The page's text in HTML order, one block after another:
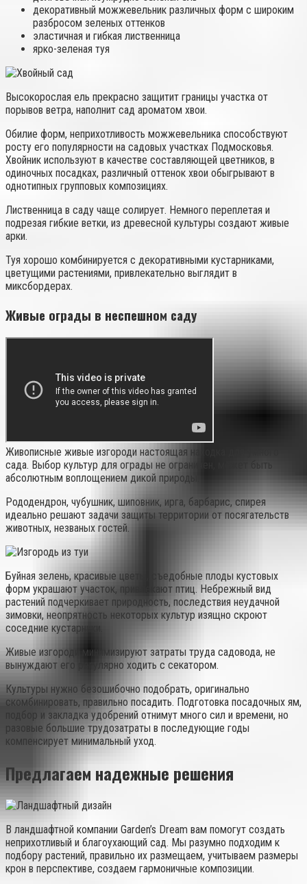
декоративный можжевельник различных форм с широким
разбросом зеленых оттенков
эластичная и гибкая лиственница
ярко-зеленая туя
Высокорослая ель прекрасно защитит границы участка от
порывов ветра, наполнит сад ароматом хвои.
Обилие форм, неприхотливость можжевельника способствуют
росту его популярности на садовых участках Подмосковья.
Хвойник используют в качестве составляющей цветников, в
одиночных посадках, различный оттенок хвои обыгрывают в
однотипных групповых композициях.
Лиственница в саду чаще солирует. Немного переплетая и
подрезая гибкие ветки, из древесной культуры создают живые
арки.
Туя хорошо комбинируется с декоративными кустарниками,
цветущими растениями, привлекательно выглядит в
миксбордерах.
Живые ограды в неспешном саду
Живописные живые изгороди настоящая находка для умного
сада. Выбор культур для ограды не ограничен, может быть
абсолютным воплощением дикой природы.
Рододендрон, чубушник, шиповник, ирга, барбарис, спирея
идеально решают задачи защиты территории от посягательств
животных, незваных гостей.
Буйная зелень, красивые цветы, съедобные плоды кустовых
форм украшают участок, привлекают птиц. Небрежный вид
растений подчеркивает природность, последствия неудачной
зимовки, неопрятность некоторых культур изящно скроют
соседние кустарники.
Живые изгороди минимизируют затраты труда садовода, не
вынуждают его регулярно ходить с секатором.
Культуры нужно безошибочно подобрать, оригинально
скомбинировать, правильно посадить. Подготовка посадочных ям,
подбор и закладка удобрений отнимут много сил и времени, но
разовые большие трудозатраты в последующие годы
компенсирует минимальный уход.
Предлагаем надежные решения
В ландшафтной компании Garden’s Dream вам помогут создать
неприхотливый и благоухающий сад. Мы разумно подходим к
подбору растений, правильно их размещаем, учитываем размеры
крон в перспективе, создаем гармоничные композиции.